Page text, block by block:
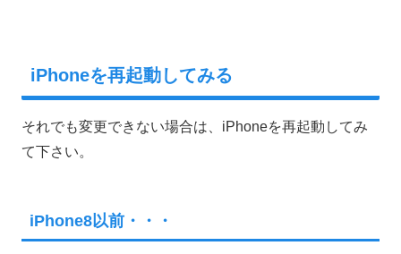
iPhoneを再起動してみる
それでも変更できない場合は、iPhoneを再起動してみ
て下さい。
iPhone8以前・・・